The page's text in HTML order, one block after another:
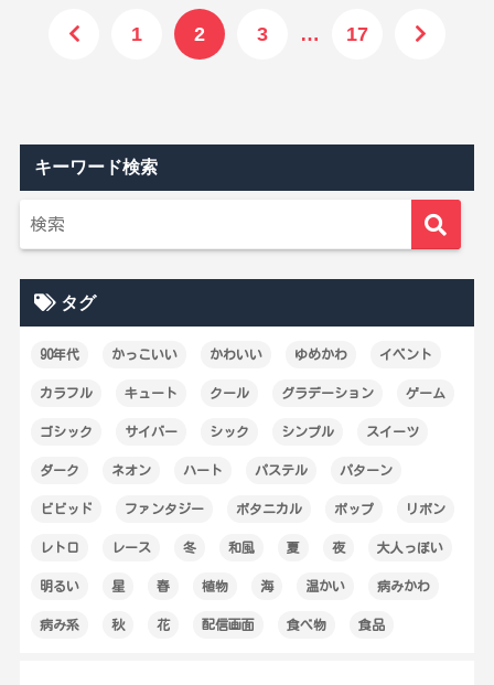
1 2 3 … 17
キーワード検索
タグ
90年代 かっこいい かわいい ゆめかわ イベント
カラフル キュート クール グラデーション ゲーム
ゴシック サイバー シック シンプル スイーツ
ダーク ネオン ハート パステル パターン
ビビッド ファンタジー ボタニカル ポップ リボン
レトロ レース 冬 和風 夏 夜 大人っぽい
明るい 星 春 植物 海 温かい 病みかわ
病み系 秋 花 配信画面 食べ物 食品